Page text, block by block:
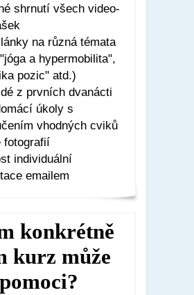
shrnutí všech video-
na různá témata
a hypermobilita",
pozic" atd.)
z prvních dvanácti
úkoly s
vhodných cviků
fotografií
individuální
emailem
konkrétně
kurz může
pomoci?